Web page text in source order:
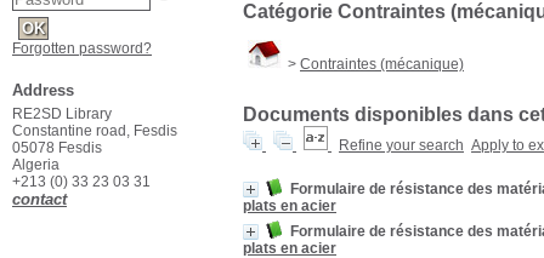
Catégorie Contraintes
> Contraintes (mécanique)
Documents disponibles dans
Refine your search Apply to
Formulaire de résistance des
plats en acier
Formulaire de résistance des
plats en acier
Forgotten password?
Address
RE2SD Library
Constantine road, Fesdis
05078 Fesdis
Algeria
+213 (0) 33 23 03 31
contact